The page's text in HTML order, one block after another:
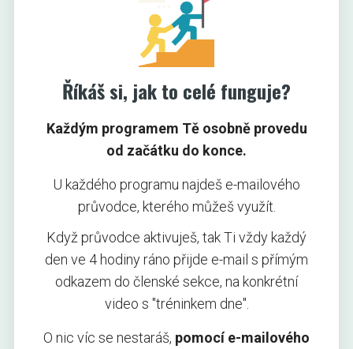
Říkáš si, jak to celé funguje?
Každým programem Tě osobně provedu
od začátku do konce.
U každého programu najdeš e-mailového
průvodce, kterého můžeš využít.
Když průvodce aktivuješ, tak Ti vždy každý
den ve 4 hodiny ráno přijde e-mail s přímým
odkazem do členské sekce, na konkrétní
video s "tréninkem dne".
O nic víc se nestaráš, pomocí e-mailového